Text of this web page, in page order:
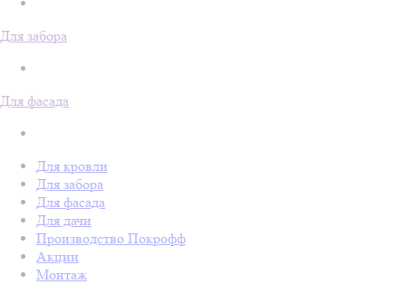
Для забора
Для фасада
Для кровли
Для забора
Для фасада
Для дачи
Производство Покрофф
Акции
Монтаж